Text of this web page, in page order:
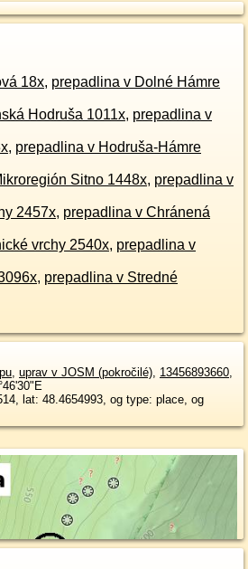
18x, prepadlina v Dolné Hámre
Hodruša 1011x, prepadlina v
, prepadlina v Hodruša-Hámre
Sitno 1448x, prepadlina v
2457x, prepadlina v Chránená
vrchy 2540x, prepadlina v
, prepadlina v Stredné
, uprav v JOSM (pokročilé), 13456893660,
lat: 48.4654993, og type: place, og